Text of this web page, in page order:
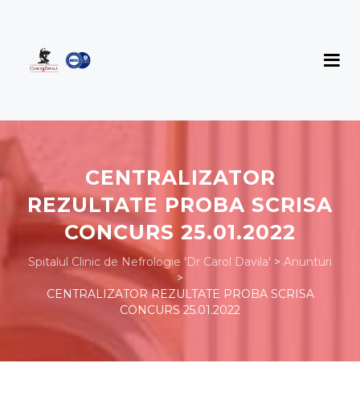
CENTRALIZATOR
REZULTATE PROBA SCRISA
CONCURS 25.01.2022
Spitalul Clinic de Nefrologie 'Dr Carol Davila' > Anunturi
>
CENTRALIZATOR REZULTATE PROBA SCRISA
CONCURS 25.01.2022